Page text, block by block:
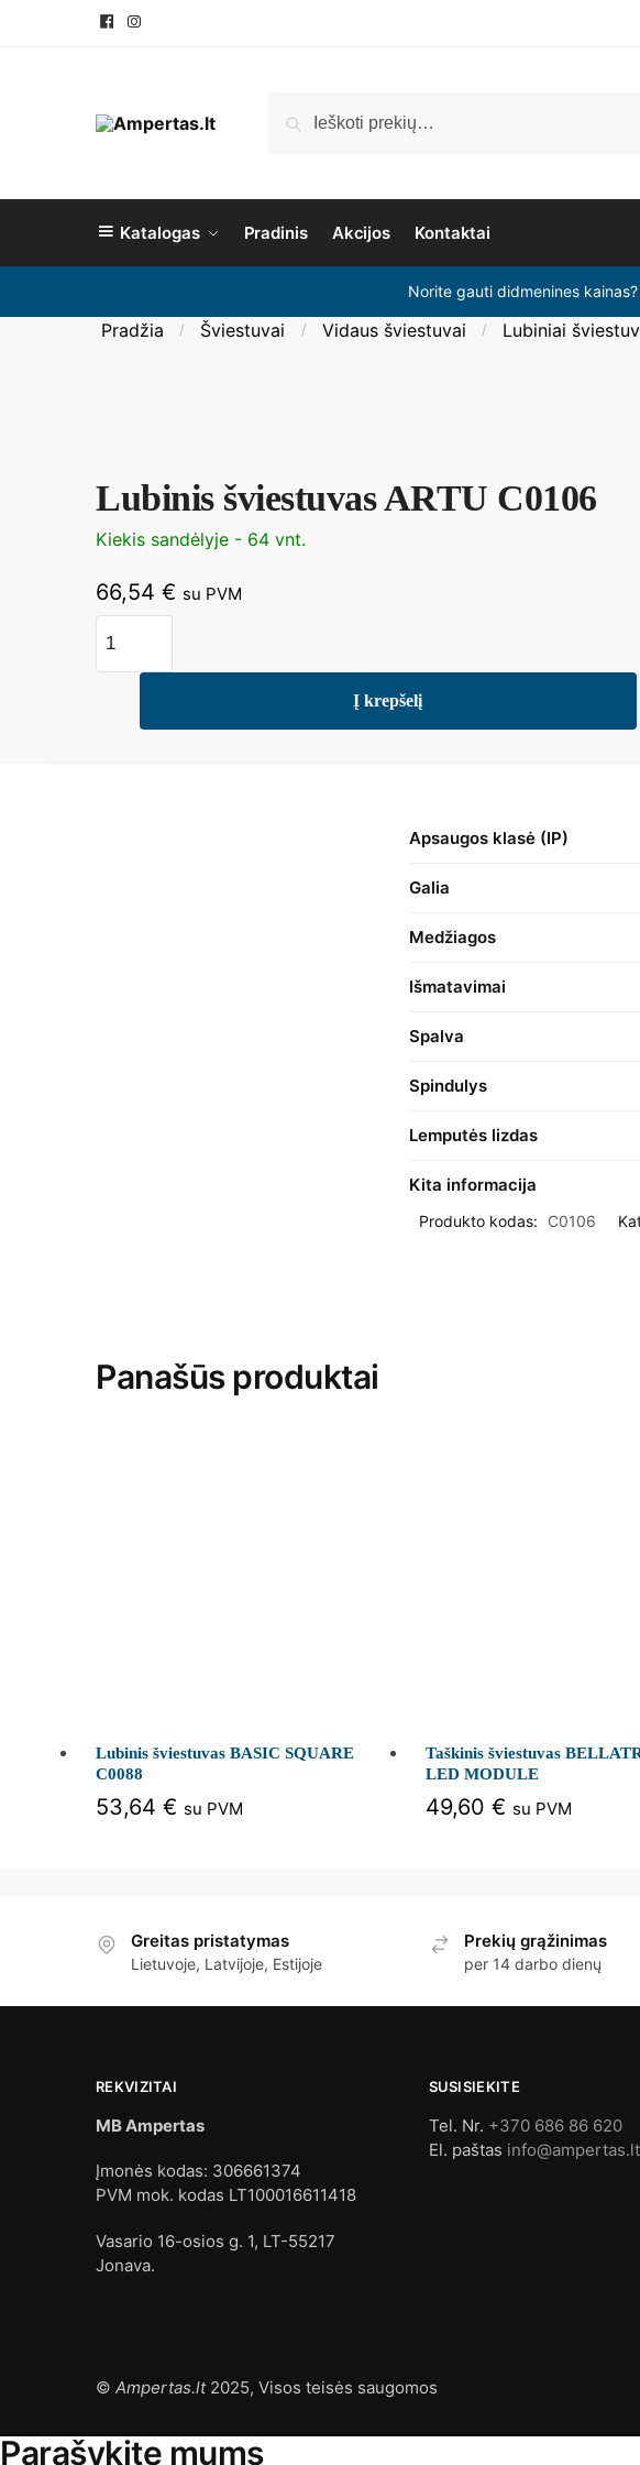
Katalogas Pradinis Akcijos Kontaktai
Norite gauti didmenines
Pradžia / Šviestuvai / Vidaus šviestuvai / Lubiniai
Lubinis šviestuvas ARTU C0106
Kiekis sandėlyje - 64 vnt.
66,54€ su PVM
kiekis:
Lubinis
Į krepšelį
Apsaugos klasė (IP)
Galia
Medžiagos
Išmatavimai
Spalva
Spindulys
Lemputės lizdas
Kita informacija
Produkto kodas: C0106
Panašūs produktai
Lubinis šviestuvas BASIC SQUARE
C0088
53,64€ su PVM
Taškinis šviestuvas
LED MODULE
49,60 € su PVM
Greitas pristatymas
Lietuvoje, Latvijoje, Estijoje
Prekių grąžinimas
per 14 darbo dienų
REKVIZITAI
MB Ampertas
Įmonės kodas: 306661374
PVM mok. kodas LT100016611418
Vasario 16-osios g. 1, LT-55217
Jonava.
SUSISIEKITE
Tel. Nr. +370 686 86 620
El. paštas info@ampertas.lt
© Ampertas.lt2025, Visos teisės saugomos
Parašykite mums